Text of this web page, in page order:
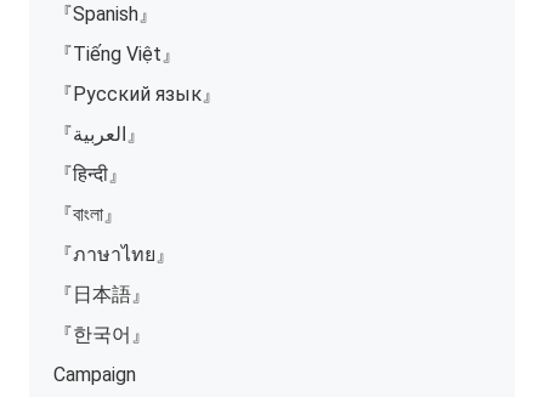
『Spanish』
『Tiếng Việt』
『Русский язык』
『العربية』
『हिन्दी』
『বাংলা』
『ภาษาไทย』
『日本語』
『한국어』
Campaign